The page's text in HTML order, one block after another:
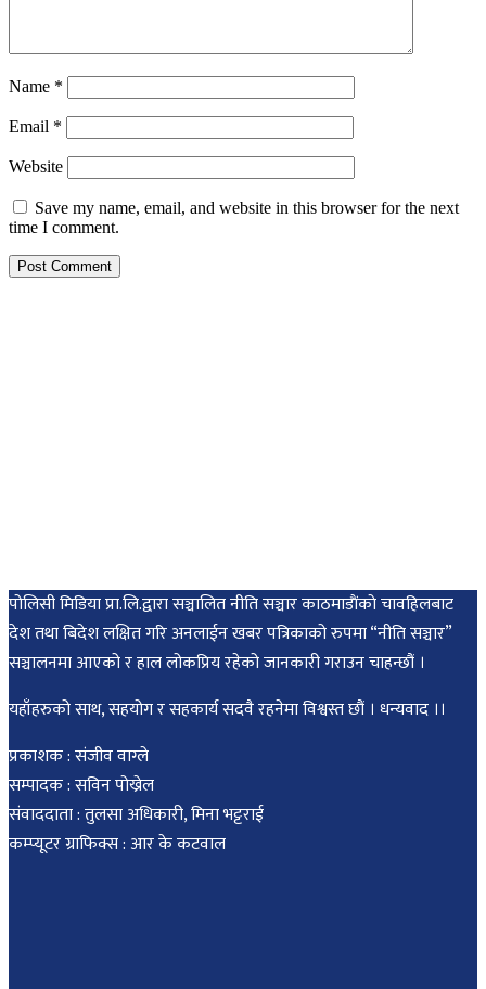
Name *
Email *
Website
Save my name, email, and website in this browser for the next
time I comment.
पोलिसी मिडिया प्रा.लि.द्वारा सञ्चालित नीति सञ्चार काठमाडाैंकाे चावहिलबाट
देश तथा बिदेश लक्षित गरि अनलाईन खबर पत्रिकाको रुपमा “नीति सञ्चार”
सञ्चालनमा आएको र हाल लोकप्रिय रहेको जानकारी गराउन चाहन्छौं ।
यहाँहरुको साथ, सहयोग र सहकार्य सदवै रहनेमा विश्वस्त छौं । धन्यवाद ।।
प्रकाशक : संजीव वाग्ले
सम्पादक : सविन पोख्रेल
संवाददाता : तुलसा अधिकारी, मिना भट्टराई
कम्प्यूटर ग्राफिक्स : आर के कटवाल